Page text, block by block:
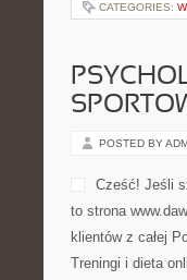
CATEGORIES:
POSTED BY
Cześć! Jeśli
to strona
klientów z całej
Treningi i dieta